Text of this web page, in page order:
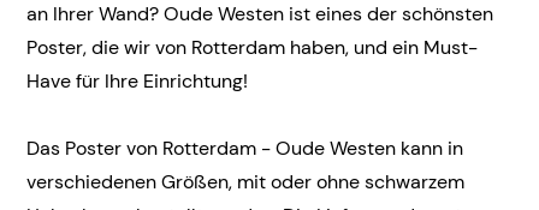
an Ihrer Wand? Oude Westen ist eines der schönsten
Poster, die wir von Rotterdam haben, und ein Must-
Have für Ihre Einrichtung!
Das Poster von Rotterdam - Oude Westen kann in
verschiedenen Größen, mit oder ohne schwarzem